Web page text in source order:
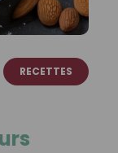
RECETTES